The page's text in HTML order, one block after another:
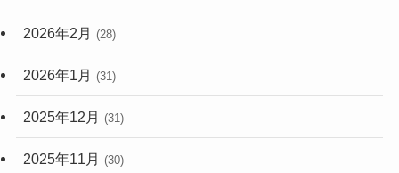
2026年2月 (28)
2026年1月 (31)
2025年12月 (31)
2025年11月 (30)